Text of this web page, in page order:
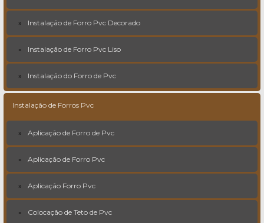
Instalação de Forro Pvc Decorado
Instalação de Forro Pvc Liso
Instalação do Forro de Pvc
Instalação de Forros Pvc
Aplicação de Forro de Pvc
Aplicação de Forro Pvc
Aplicação Forro Pvc
Colocação de Teto de Pvc